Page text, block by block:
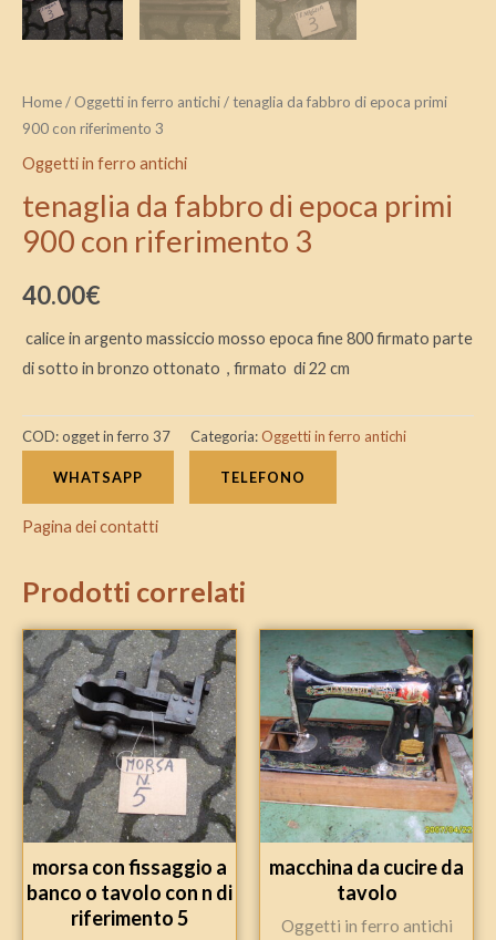
Home/ Oggetti in ferro antichi/ tenaglia da fabbro di epoca primi
900 con riferimento 3
Oggetti in ferro antichi
tenaglia da fabbro di epoca primi
900 con riferimento 3
40.00€
calice in argento massiccio mosso epoca fine 800 firmato parte
di sotto in bronzo ottonato , firmato di 22 cm
COD:ogget in ferro 37 Categoria: Oggetti in ferro antichi
WHATSAPP TELEFONO
Pagina dei contatti
Prodotti correlati
morsa con fissaggio a
banco o tavolo con n di
riferimento 5
macchina da cucire da
tavolo
Oggetti in ferro antichi